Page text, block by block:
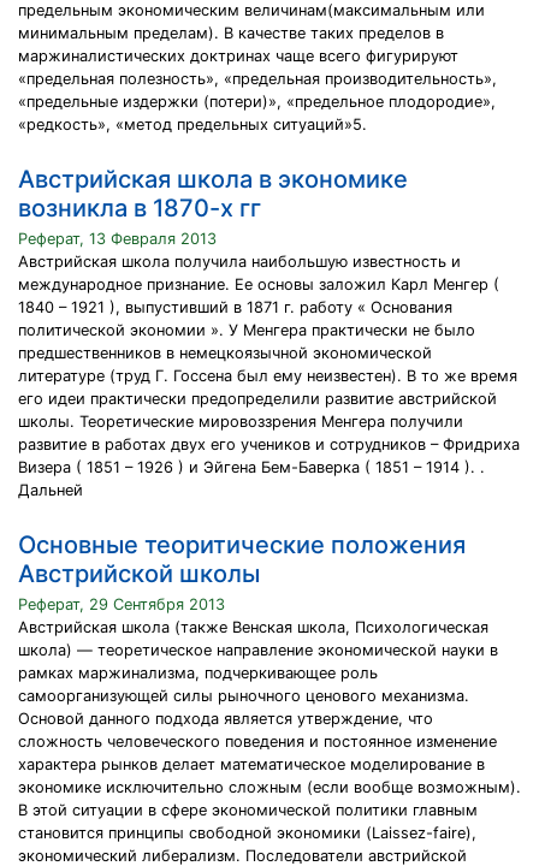
предельным экономическим величинам(максимальным или
минимальным пределам). В качестве таких пределов в
маржиналистических доктринах чаще всего фигурируют
«предельная полезность», «предельная производительность»,
«предельные издержки (потери)», «предельное плодородие»,
«редкость», «метод предельных ситуаций»5.
Австрийская школа в экономике
возникла в 1870-х гг
Реферат, 13 Февраля 2013
Австрийская школа получила наибольшую известность и
международное признание. Ее основы заложил Карл Менгер (
1840 – 1921 ), выпустивший в 1871 г. работу « Основания
политической экономии ». У Менгера практически не было
предшественников в немецкоязычной экономической
литературе (труд Г. Госсена был ему неизвестен). В то же время
его идеи практически предопределили развитие австрийской
школы. Теоретические мировоззрения Менгера получили
развитие в работах двух его учеников и сотрудников – Фридриха
Визера ( 1851 – 1926 ) и Эйгена Бем-Баверка ( 1851 – 1914 ). .
Дальней
Основные теоритические положения
Австрийской школы
Реферат, 29 Сентября 2013
Австрийская школа (также Венская школа, Психологическая
школа) — теоретическое направление экономической науки в
рамках маржинализма, подчеркивающее роль
самоорганизующей силы рыночного ценового механизма.
Основой данного подхода является утверждение, что
сложность человеческого поведения и постоянное изменение
характера рынков делает математическое моделирование в
экономике исключительно сложным (если вообще возможным).
В этой ситуации в сфере экономической политики главным
становится принципы свободной экономики (Laissez-faire),
экономический либерализм. Последователи австрийской